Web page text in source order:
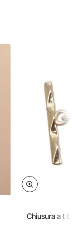
Chiusura a t